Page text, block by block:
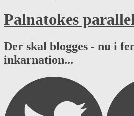
Palnatokes
Der skal blogges - nu i
inkarnation...